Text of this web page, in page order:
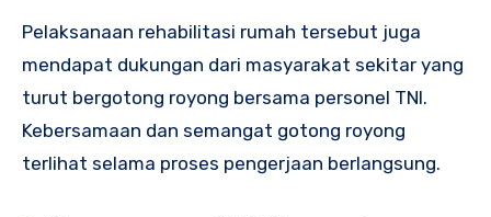
Pelaksanaan rehabilitasi rumah tersebut juga
mendapat dukungan dari masyarakat sekitar yang
turut bergotong royong bersama personel TNI.
Kebersamaan dan semangat gotong royong
terlihat selama proses pengerjaan berlangsung.